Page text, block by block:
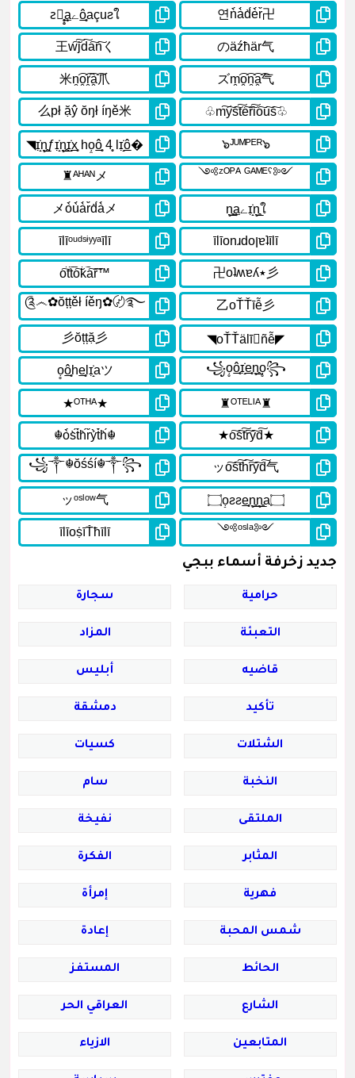
جديد زخرفة أسماء ببجي
حرامية سجارة
التعبئة المزاد
قاضيه أبليس
تأكيد دمشقة
الشتلات كسيات
النخبة سام
الملتقى نفيخة
المثابر الفكرة
فهرية إمرأة
شمس المحبة إعادة
الحائط المستفز
الشارع العراقي الحر
المتابعين الازياء